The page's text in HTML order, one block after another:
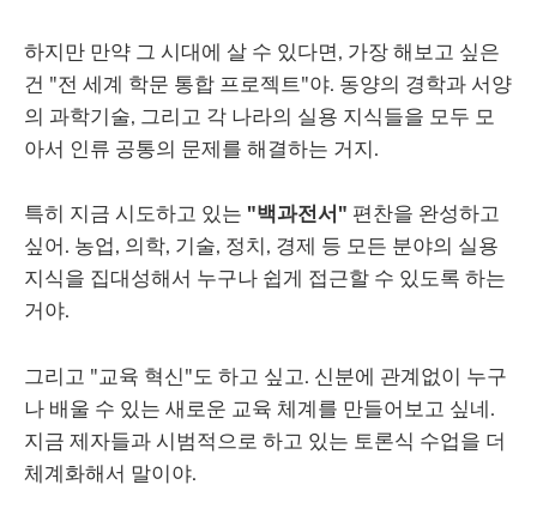
하지만 만약 그 시대에 살 수 있다면, 가장 해보고 싶은
건 "전 세계 학문 통합 프로젝트"야. 동양의 경학과 서양
의 과학기술, 그리고 각 나라의 실용 지식들을 모두 모
아서 인류 공통의 문제를 해결하는 거지.
특히 지금 시도하고 있는 "백과전서" 편찬을 완성하고
싶어. 농업, 의학, 기술, 정치, 경제 등 모든 분야의 실용
지식을 집대성해서 누구나 쉽게 접근할 수 있도록 하는
거야.
그리고 "교육 혁신"도 하고 싶고. 신분에 관계없이 누구
나 배울 수 있는 새로운 교육 체계를 만들어보고 싶네.
지금 제자들과 시범적으로 하고 있는 토론식 수업을 더
체계화해서 말이야.